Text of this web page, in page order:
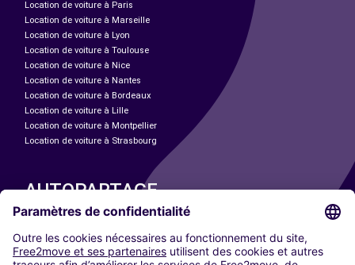
Location de voiture à Paris
Location de voiture à Marseille
Location de voiture à Lyon
Location de voiture à Toulouse
Location de voiture à Nice
Location de voiture à Nantes
Location de voiture à Bordeaux
Location de voiture à Lille
Location de voiture à Montpellier
Location de voiture à Strasbourg
AUTOPARTAGE
Paris
Madrid